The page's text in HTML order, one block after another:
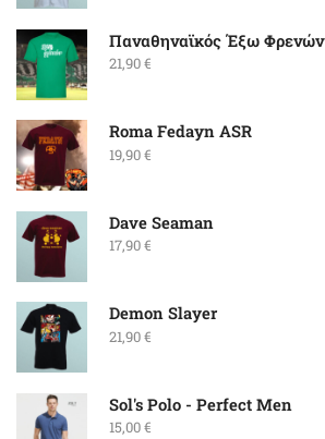
Παναθηναϊκός Έξω Φρενών
21,90€
Roma Fedayn ASR
19,90€
Dave Seaman
17,90€
Demon Slayer
21,90€
Sol's Polo - Perfect Men
15,00€